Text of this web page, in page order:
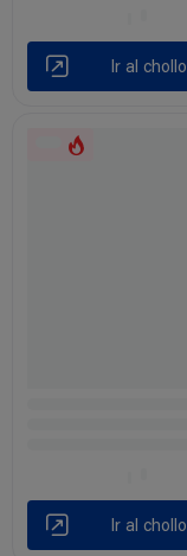
Ir al chollo
Ir al chollo